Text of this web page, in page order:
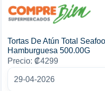
Tortas De Atún Total
Hamburguesa 500.00G
Precio: ₡4299
29-04-2026